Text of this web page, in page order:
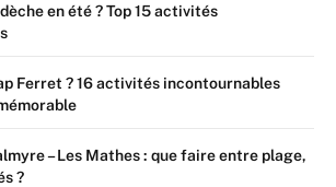
en été ? Top 15 activités
Ferret ? 16 activités incontournables
– Les Mathes : que faire entre plage,
?